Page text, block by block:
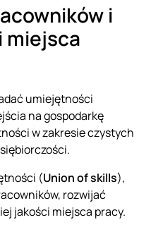
i
miejsca
umiejętności
na gospodarkę
w zakresie czystych
(Union of skills),
rozwijać
jakości miejsca pracy.